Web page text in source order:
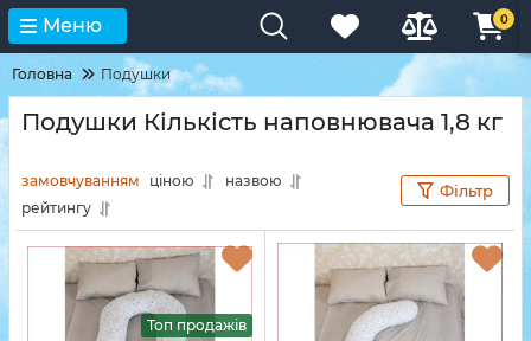
Меню 0
Головна Подушки
Подушки Кількість наповнювача 1,8 кг
замовчуванням ціною
назвою
рейтингу
Фільтр
Топ продажів